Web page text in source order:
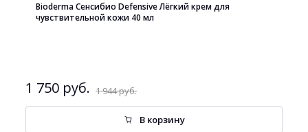
Bioderma Сенсибио Defensive Лёгкий крем для
чувствительной кожи 40 мл
1 750 руб. 1 944 руб.
В корзину